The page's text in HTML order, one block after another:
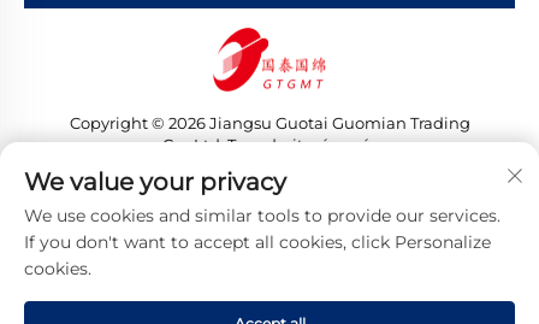
Copyright © 2026 Jiangsu Guotai Guomian Trading
Co., Ltd. Tous droits réservés
Politique de confidentialité
We value your privacy
We use cookies and similar tools to provide our services.
If you don't want to accept all cookies, click Personalize
cookies.